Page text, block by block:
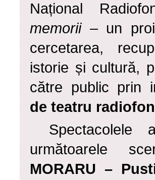
Național
memorii– un
cercetarea,
istorie și cultură,
către public prin
de teatru
următoarele
MORARU –